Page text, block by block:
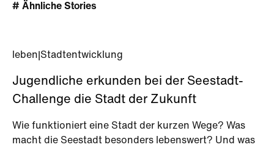
# Ähnliche Stories
leben Stadtentwicklung
Jugendliche erkunden bei der Seestadt-
Challenge die Stadt der Zukunft
Wie funktioniert eine Stadt der kurzen Wege? Was
macht die Seestadt besonders lebenswert? Und was